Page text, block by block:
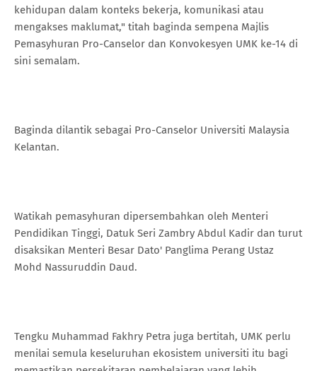
kehidupan dalam konteks bekerja, komunikasi atau
mengakses maklumat," titah baginda sempena Majlis
Pemasyhuran Pro-Canselor dan Konvokesyen UMK ke-14 di
sini semalam.
Baginda dilantik sebagai Pro-Canselor Universiti Malaysia
Kelantan.
Watikah pemasyhuran dipersembahkan oleh Menteri
Pendidikan Tinggi, Datuk Seri Zambry Abdul Kadir dan turut
disaksikan Menteri Besar Dato' Panglima Perang Ustaz
Mohd Nassuruddin Daud.
Tengku Muhammad Fakhry Petra juga bertitah, UMK perlu
menilai semula keseluruhan ekosistem universiti itu bagi